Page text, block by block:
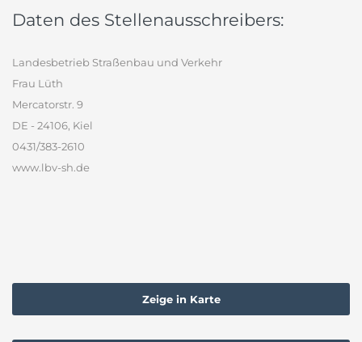
Daten des Stellenausschreibers:
Landesbetrieb Straßenbau und Verkehr
Frau Lüth
Mercatorstr. 9
DE - 24106, Kiel
0431/383-2610
www.lbv-sh.de
Zeige in Karte